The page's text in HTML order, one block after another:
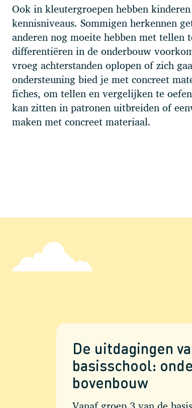
Ook in kleutergroepen hebben
kennisniveaus. Sommigen herkennen
anderen nog moeite hebben met tellen
differentiëren in de onderbouw
vroeg achterstanden oplopen of zich
ondersteuning bied je met concreet
fiches, om tellen en vergelijken te
kan zitten in patronen uitbreiden of
maken met concreet materiaal.
De uitdagingen
basisschool:
bovenbouw